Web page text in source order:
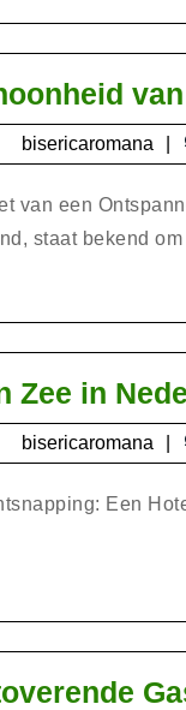
bisericaromana
van een
staat bekend om
Zee in
bisericaromana
Een